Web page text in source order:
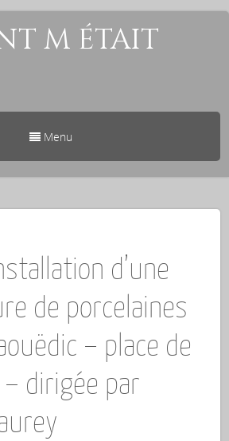
m était
Menu
d’une
de porcelaines
– place de
dirigée par